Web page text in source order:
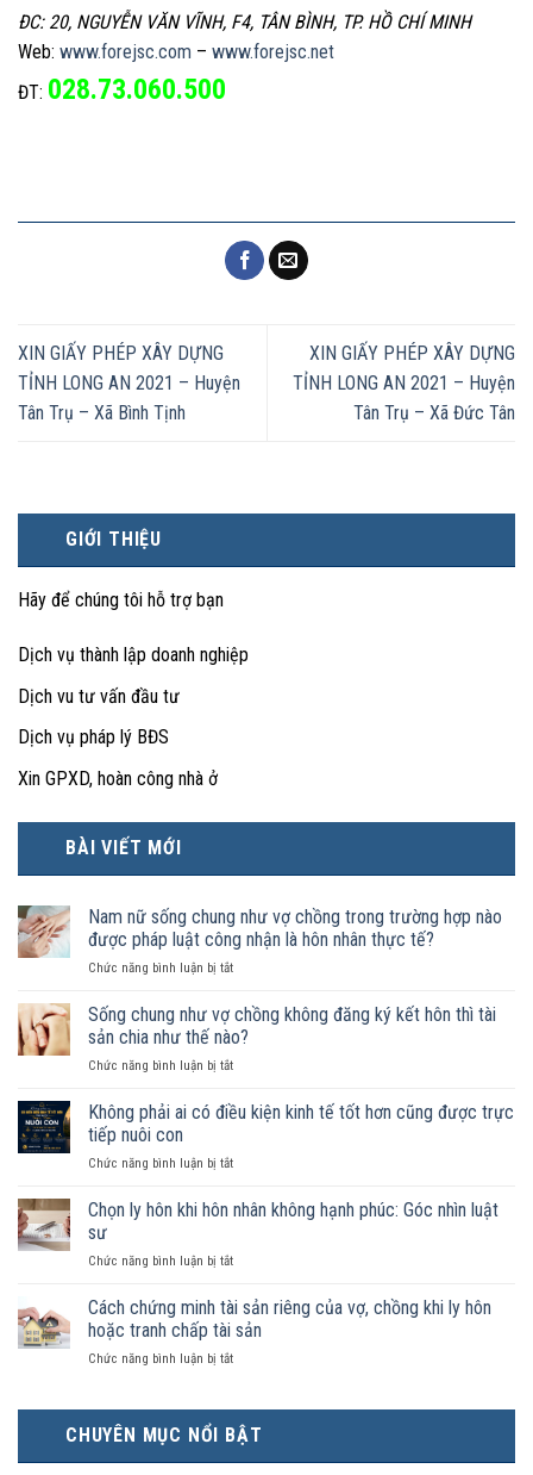
GIỚI THIỆU
Hãy để chúng tôi hỗ trợ bạn
Dịch vụ thành lập doanh nghiệp
Dịch vu tư vấn đầu tư
Dịch vụ pháp lý BĐS
Xin GPXD, hoàn công nhà ở
BÀI VIẾT MỚI
Nam nữ sống chung như vợ chồng trong trường hợp nào
được pháp luật công nhận là hôn nhân thực tế?
Chức năng bình luận bị tắtở
nữ
sống
chung
như
chồng
hợp
được
công
là
hôn
Sống chung như vợ chồng không đăng ký kết hôn thì tài
sản chia như thế nào?
Chức năng bình luận bị tắtở
chung
chồng
đăng
hôn
tài
sản
như
nào?
Không phải ai có điều kiện kinh tế tốt hơn cũng được trực
tiếp nuôi con
Chức năng bình luận bị tắtở
phải
điều
kinh
tế
hơn
trực
tiếp
nuôi
Chọn ly hôn khi hôn nhân không hạnh phúc: Góc nhìn luật
sư
Chức năng bình luận bị tắtở
ly
hôn
khi
hôn
hạnh
phúc:
Góc
Cách chứng minh tài sản riêng của vợ, chồng khi ly hôn
hoặc tranh chấp tài sản
Chức năng bình luận bị tắtở
tài
sản
CHUYÊN MỤC NỔI BẬT
ĐC: 20, NGUYỄN VĂN VĨNH, F4, TÂN BÌNH, TP. HỒ CHÍ MINH
Web: www.forejsc.com – www.forejsc.net
ĐT: 028.73.060.500
XIN GIẤY PHÉP XÂY DỰNG
TỈNH LONG AN 2021 – Huyện
Tân Trụ – Xã Bình Tịnh
XIN GIẤY PHÉP XÂY DỰNG
TỈNH LONG AN 2021 – Huyện
Tân Trụ – Xã Đức Tân